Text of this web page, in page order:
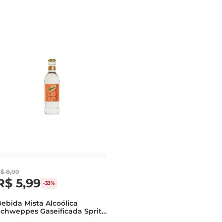
8,99
5,99 -33%
Mista Alcoólica
Gaseificada Spritz